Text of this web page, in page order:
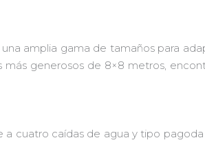
amplia gama de tamaños para
generosos de 8×8 metros,
cuatro caídas de agua y tipo pagoda